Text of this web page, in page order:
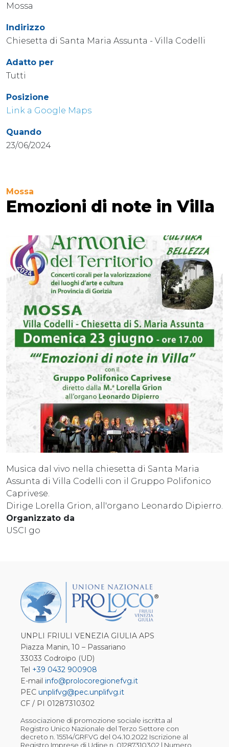
Mossa
Indirizzo
Chiesetta di Santa Maria Assunta - Villa Codelli
Adatto per
Tutti
Posizione
Link a Google Maps
Quando
23/06/2024
Mossa
Emozioni di note in Villa
Musica dal vivo nella chiesetta di Santa Maria
Assunta di Villa Codelli con il Gruppo Polifonico
Caprivese.
Dirige Lorella Grion, all'organo Leonardo Dipierro.
Organizzato da
USCI go
UNPLI FRIULI VENEZIA GIULIA APS
Piazza Manin, 10 – Passariano
33033 Codroipo (UD)
Tel +39 0432 900908
E-mail info@prolocoregionefvg.it
PEC unplifvg@pec.unplifvg.it
CF / PI 01287310302
Associazione di promozione sociale iscritta al
Registro Unico Nazionale del Terzo Settore con
decreto n. 15514/GRFVG del 04.10.2022 Iscrizione al
Registro Imprese di Udine n. 01287310302 | Numero